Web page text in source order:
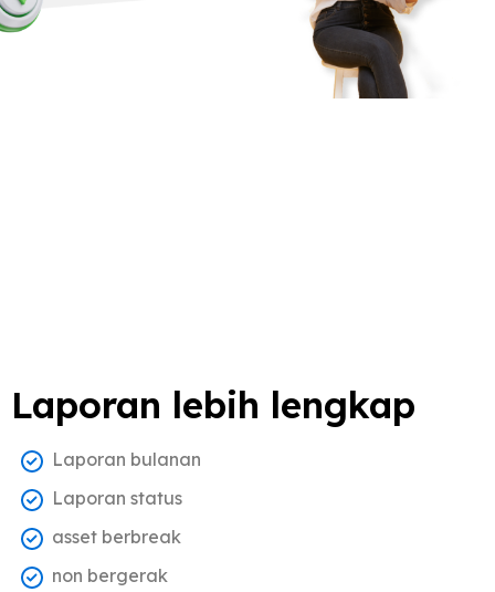
Laporan lebih lengkap
Laporan bulanan
Laporan status
asset berbreak
non bergerak